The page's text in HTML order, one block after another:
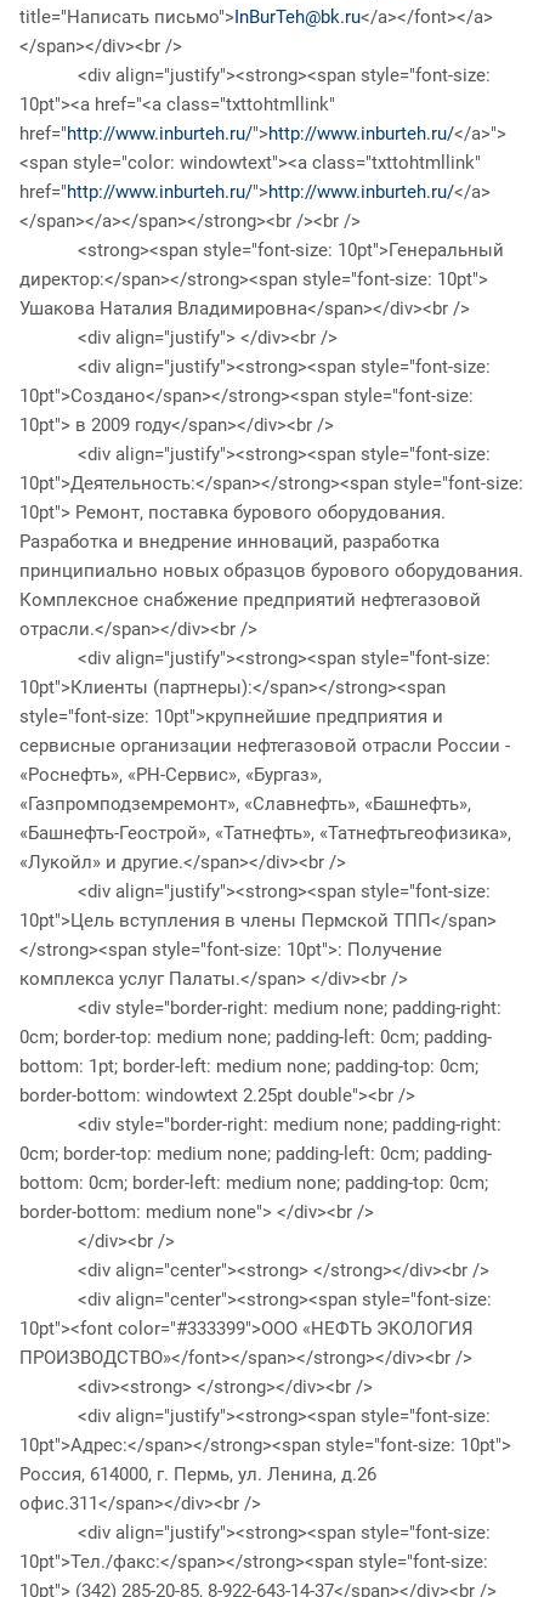
title="Написать письмо">InBurTeh@bk.ru</a></font></a>
</span></div><br />
<div align="justify"><strong><span style="font-size:
10pt"><a href="<a class="txttohtmllink"
href="http://www.inburteh.ru/">http://www.inburteh.ru/</a>">
<span style="color: windowtext"><a class="txttohtmllink"
href="http://www.inburteh.ru/">http://www.inburteh.ru/</a>
</span></a></span></strong><br /><br />
<strong><span style="font-size: 10pt">Генеральный
директор:</span></strong><span style="font-size: 10pt">
Ушакова Наталия Владимировна</span></div><br />
<div align="justify"> </div><br />
<div align="justify"><strong><span style="font-size:
10pt">Создано</span></strong><span style="font-size:
10pt"> в 2009 году</span></div><br />
<div align="justify"><strong><span style="font-size:
10pt">Деятельность:</span></strong><span style="font-size:
10pt"> Ремонт, поставка бурового оборудования.
Разработка и внедрение инноваций, разработка
принципиально новых образцов бурового оборудования.
Комплексное снабжение предприятий нефтегазовой
отрасли.</span></div><br />
<div align="justify"><strong><span style="font-size:
10pt">Клиенты (партнеры):</span></strong><span
style="font-size: 10pt">крупнейшие предприятия и
сервисные организации нефтегазовой отрасли России -
«Роснефть», «РН-Сервис», «Бургаз»,
«Газпромподземремонт», «Славнефть», «Башнефть»,
«Башнефть-Геострой», «Татнефть», «Татнефтьгеофизика»,
«Лукойл» и другие.</span></div><br />
<div align="justify"><strong><span style="font-size:
10pt">Цель вступления в члены Пермской ТПП</span>
</strong><span style="font-size: 10pt">: Получение
комплекса услуг Палаты.</span> </div><br />
<div style="border-right: medium none; padding-right:
0cm; border-top: medium none; padding-left: 0cm; padding-
bottom: 1pt; border-left: medium none; padding-top: 0cm;
border-bottom: windowtext 2.25pt double"><br />
<div style="border-right: medium none; padding-right:
0cm; border-top: medium none; padding-left: 0cm; padding-
bottom: 0cm; border-left: medium none; padding-top: 0cm;
border-bottom: medium none"> </div><br />
</div><br />
<div align="center"><strong> </strong></div><br />
<div align="center"><strong><span style="font-size:
10pt"><font color="#333399">ООО «НЕФТЬ ЭКОЛОГИЯ
ПРОИЗВОДСТВО»</font></span></strong></div><br />
<div><strong> </strong></div><br />
<div align="justify"><strong><span style="font-size:
10pt">Адрес:</span></strong><span style="font-size: 10pt">
Россия, 614000, г. Пермь, ул. Ленина, д.26
офис.311</span></div><br />
<div align="justify"><strong><span style="font-size:
10pt">Тел./факс:</span></strong><span style="font-size:
10pt"> (342) 285-20-85, 8-922-643-14-37</span></div><br />